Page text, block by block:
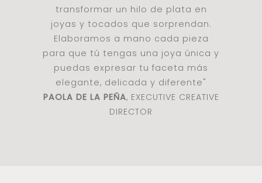
transformar un hilo de plata en
joyas y tocados que sorprendan.
Elaboramos a mano cada pieza
para que tú tengas una joya única y
puedas expresar tu faceta más
elegante, delicada y diferente"
PAOLA DE LA PEÑA, EXECUTIVE CREATIVE
DIRECTOR